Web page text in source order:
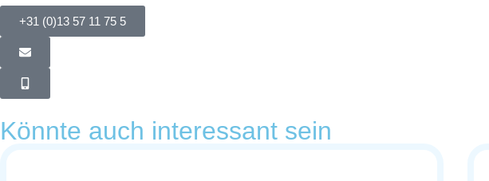
+31 (0)13 57 11 75 5
Könnte auch interessant sein